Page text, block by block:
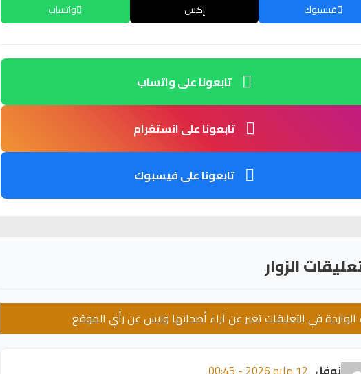
فيسبوك إكس واتساب
تابعونا على واتساب
تابعونا على انستغرام
تابعونا على فيسبوك
الزوار
الواردة في التعليقات تعبر عن آراء أصحابها وليس عن رأي الموقع